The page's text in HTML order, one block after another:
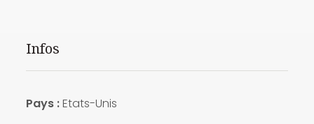
Infos
Pays :Etats-Unis